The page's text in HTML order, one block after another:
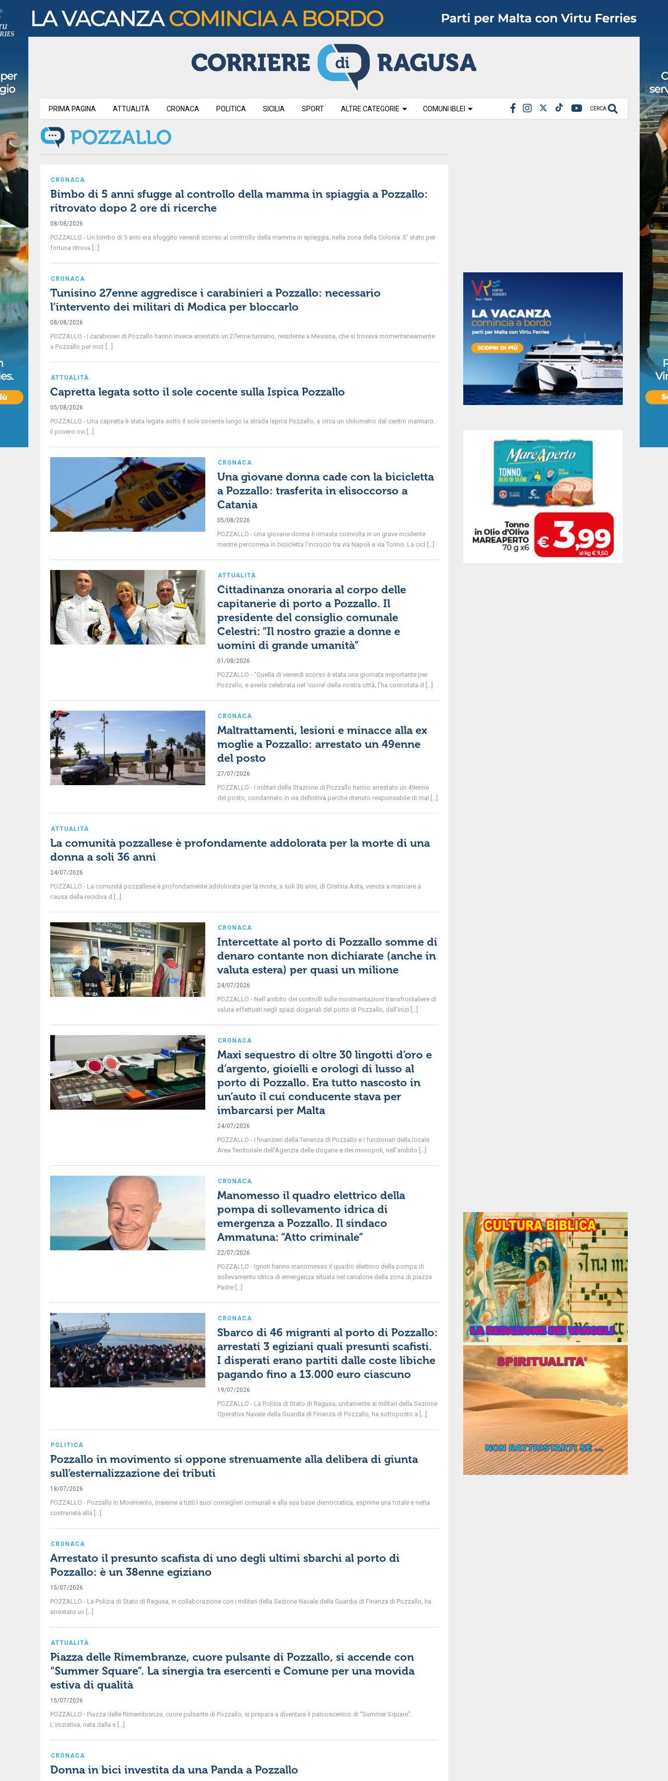
CERCA
PRIMA PAGINA ATTUALITÀ CRONACA POLITICA SICILIA SPORT ALTRE CATEGORIE COMUNI IBLEI
POZZALLO
CRONACA
Bimbo di 5 anni sfugge al controllo della mamma in spiaggia a Pozzallo:
ritrovato dopo 2 ore di ricerche
08/08/2026
POZZALLO - Un bimbo di 5 anni era sfuggito venerdì scorso al controllo della mamma in spiaggia, nella zona della Colonia. E' stato per
fortuna ritrova [...]
CRONACA
Tunisino 27enne aggredisce i carabinieri a Pozzallo: necessario
l’intervento dei militari di Modica per bloccarlo
08/08/2026
POZZALLO - I carabinieri di Pozzallo hanno invece arrestato un 27enne tunisino, residente a Messina, che si trovava momentaneamente
a Pozzallo per mot [...]
ATTUALITÀ
Capretta legata sotto il sole cocente sulla Ispica Pozzallo
05/08/2026
POZZALLO - Una capretta è stata legata sotto il sole cocente lungo la strada Ispica Pozzallo, a circa un chilometro dal centro marinaro.
Il povero ovi [...]
CRONACA
Una giovane donna cade con la bicicletta
a Pozzallo: trasferita in elisoccorso a
Catania
05/08/2026
POZZALLO - Una giovane donna è rimasta coinvolta in un grave incidente
mentre percorreva in bicicletta l’incrocio tra via Napoli e via Torino. La cicl [...]
ATTUALITÀ
Cittadinanza onoraria al corpo delle
capitanerie di porto a Pozzallo. Il
presidente del consiglio comunale
Celestri: “Il nostro grazie a donne e
uomini di grande umanità”
01/08/2026
POZZALLO - "Quella di venerdì scorso è stata una giornata importante per
Pozzallo, e averla celebrata nel ‘cuore’ della nostra città, l’ha connotata d [...]
CRONACA
Maltrattamenti, lesioni e minacce alla ex
moglie a Pozzallo: arrestato un 49enne
del posto
27/07/2026
POZZALLO - I militari della Stazione di Pozzallo hanno arrestato un 49enne
del posto, condannato in via definitiva perché ritenuto responsabile di mal [...]
ATTUALITÀ
La comunità pozzallese è profondamente addolorata per la morte di una
donna a soli 36 anni
24/07/2026
POZZALLO - La comunità pozzallese è profondamente addolorata per la morte, a soli 36 anni, di Cristina Asta, venuta a mancare a
causa della recidiva d [...]
CRONACA
Intercettate al porto di Pozzallo somme di
denaro contante non dichiarate (anche in
valuta estera) per quasi un milione
24/07/2026
POZZALLO - Nell’ambito dei controlli sulle movimentazioni transfrontaliere di
valuta effettuati negli spazi doganali del porto di Pozzallo, dall’inizi [...]
CRONACA
Maxi sequestro di oltre 30 lingotti d’oro e
d’argento, gioielli e orologi di lusso al
porto di Pozzallo. Era tutto nascosto in
un’auto il cui conducente stava per
imbarcarsi per Malta
24/07/2026
POZZALLO - I finanzieri della Tenenza di Pozzallo e i funzionari della locale
Area Territoriale dell’Agenzia delle dogane e dei monopoli, nell’ambito [...]
CRONACA
Manomesso il quadro elettrico della
pompa di sollevamento idrica di
emergenza a Pozzallo. Il sindaco
Ammatuna: “Atto criminale”
22/07/2026
POZZALLO - Ignoti hanno manomesso il quadro elettrico della pompa di
sollevamento idrica di emergenza situata nel canalone della zona di piazza
Padre [...]
CRONACA
Sbarco di 46 migranti al porto di Pozzallo:
arrestati 3 egiziani quali presunti scafisti.
I disperati erano partiti dalle coste libiche
pagando fino a 13.000 euro ciascuno
19/07/2026
POZZALLO - La Polizia di Stato di Ragusa, unitamente ai militari della Sezione
Operativa Navale della Guardia di Finanza di Pozzallo, ha sottoposto a [...]
POLITICA
Pozzallo in movimento si oppone strenuamente alla delibera di giunta
sull’esternalizzazione dei tributi
18/07/2026
POZZALLO - Pozzallo in Movimento, insieme a tutti i suoi consiglieri comunali e alla sua base democratica, esprime una totale e netta
contrarietà alla [...]
CRONACA
Arrestato il presunto scafista di uno degli ultimi sbarchi al porto di
Pozzallo: è un 38enne egiziano
15/07/2026
POZZALLO - La Polizia di Stato di Ragusa, in collaborazione con i militari della Sezione Navale della Guardia di Finanza di Pozzallo, ha
arrestato un [...]
ATTUALITÀ
Piazza delle Rimembranze, cuore pulsante di Pozzallo, si accende con
“Summer Square”. La sinergia tra esercenti e Comune per una movida
estiva di qualità
15/07/2026
POZZALLO - Piazza delle Rimembranze, cuore pulsante di Pozzallo, si prepara a diventare il palcoscenico di “Summer Square”.
L’iniziativa, nata dalla s [...]
CRONACA
Donna in bici investita da una Panda a Pozzallo